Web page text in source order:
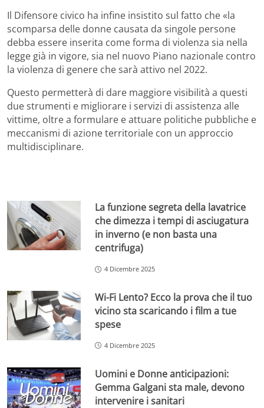
Il Difensore civico ha infine insistito sul fatto che «la
scomparsa delle donne causata da singole persone
debba essere inserita come forma di violenza sia nella
legge già in vigore, sia nel nuovo Piano nazionale contro
la violenza di genere che sarà attivo nel 2022.
Questo permetterà di dare maggiore visibilità a questi
due strumenti e migliorare i servizi di assistenza alle
vittime, oltre a formulare e attuare politiche pubbliche e
meccanismi di azione territoriale con un approccio
multidisciplinare.
La funzione segreta della lavatrice
che dimezza i tempi di asciugatura
in inverno (e non basta una
centrifuga)
4 Dicembre 2025
Wi-Fi Lento? Ecco la prova che il tuo
vicino sta scaricando i film a tue
spese
4 Dicembre 2025
Uomini e Donne anticipazioni:
Gemma Galgani sta male, devono
intervenire i sanitari